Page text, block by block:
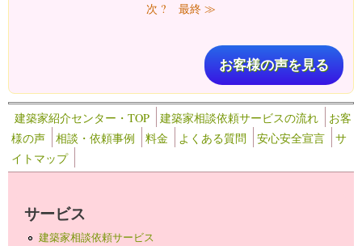
次 ?
最終 ≫
お客様の声を見る
建築家紹介センター・TOP 建築家相談依頼サービスの流れ
お客
様の声
相談・依頼事例 料金 よくある質問 安心安全宣言
サ
イトマップ
サービス
建築家相談依頼サービス